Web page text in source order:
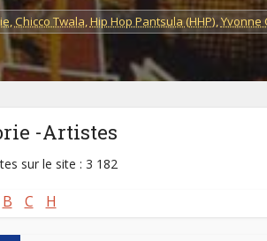
,Chicco Twala,Hip Hop Pantsula (HHP),Yvonne
-Artistes
sur le site : 3 182
B C H